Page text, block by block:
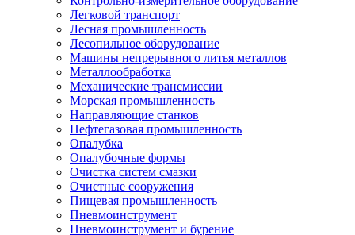
Легковой транспорт
Лесная промышленность
Лесопильное оборудование
Машины непрерывного литья металлов
Металлообработка
Механические трансмиссии
Морская промышленность
Направляющие станков
Нефтегазовая промышленность
Опалубка
Опалубочные формы
Очистка систем смазки
Очистные сооружения
Пищевая промышленность
Пневмоинструмент
Пневмоинструмент и бурение